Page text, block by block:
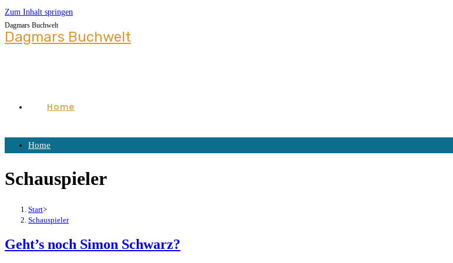
Zum Inhalt springen
Dagmars Buchwelt
Dagmars Buchwelt
Home
Home
Schauspieler
Start>
Schauspieler
Geht’s noch Simon Schwarz?